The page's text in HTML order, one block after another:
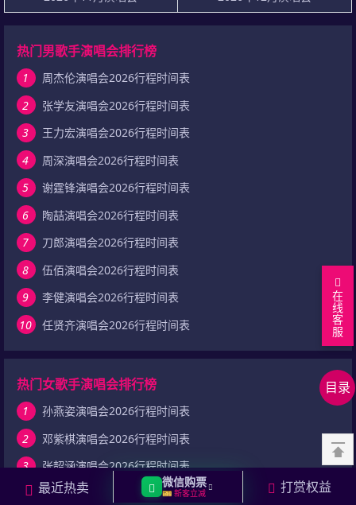
目录
到
部
最
行
关
唱
相
问
关
用
热门男歌手演唱会排行榜
1
周杰伦演唱会2026行程时间表
2
张学友演唱会2026行程时间表
3
王力宏演唱会2026行程时间表
4
周深演唱会2026行程时间表
5
谢霆锋演唱会2026行程时间表
6
陶喆演唱会2026行程时间表
7
刀郎演唱会2026行程时间表
8
伍佰演唱会2026行程时间表
9
李健演唱会2026行程时间表
10
任贤齐演唱会2026行程时间表
热门女歌手演唱会排行榜
1
孙燕姿演唱会2026行程时间表
2
邓紫棋演唱会2026行程时间表
3
张韶涵演唱会2026行程时间表
4
张靓颖演唱会2026行程时间表
在
线
客
服
最近热卖 微信购票
🎫 新客立减 打赏权益